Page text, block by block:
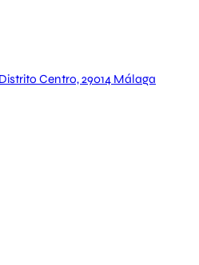
Centro, 29014 Málaga